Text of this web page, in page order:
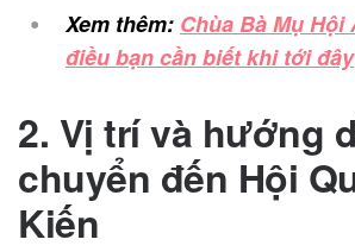
Xem thêm: Chùa Bà Mụ
điều bạn cần biết khi tới đây
2. Vị trí và hướng
chuyển đến Hội
Kiến